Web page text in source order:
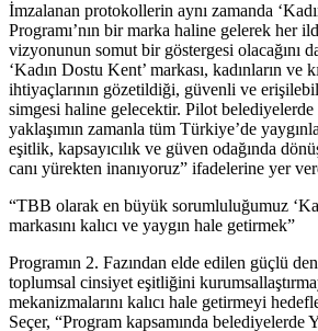
İmzalanan protokollerin aynı zamanda
Programı’nın bir marka haline gelerek her
vizyonunun somut bir göstergesi olacağını
‘Kadın Dostu Kent’ markası, kadınların ve
ihtiyaçlarının gözetildiği, güvenli ve
simgesi haline gelecektir. Pilot
yaklaşımın zamanla tüm Türkiye’de
eşitlik, kapsayıcılık ve güven odağında
canı yürekten inanıyoruz” ifadelerine yer
“TBB olarak en büyük sorumluluğumuz
markasını kalıcı ve yaygın hale getirmek”
Programın 2. Fazından elde edilen güçlü
toplumsal cinsiyet eşitliğini
mekanizmalarını kalıcı hale getirmeyi
Seçer, “Program kapsamında